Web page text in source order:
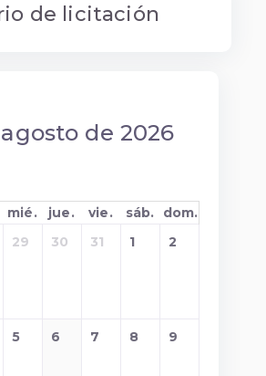
de licitación
agosto de 2026
mié. jue. vie. sáb.
dom.
29 30 31 1 2
5 6 7 8 9